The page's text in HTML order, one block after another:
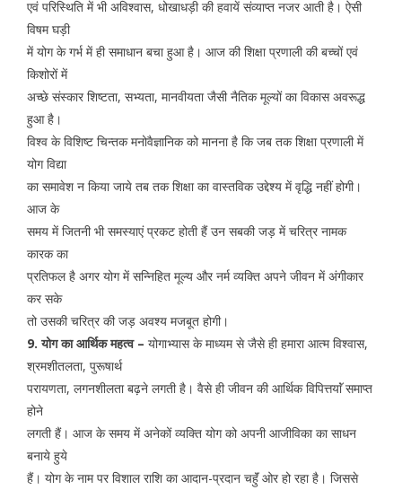
एवं परिस्थिति में भी अविश्वास, धोखाधड़ी की हवायें संव्याप्त नजर आती है। ऐसी
विषम घड़ी
में योग के गर्भ में ही समाधान बचा हुआ है। आज की शिक्षा प्रणाली की बच्चों एवं
किशोरों में
अच्छे संस्कार शिष्टता, सभ्यता, मानवीयता जैसी नैतिक मूल्यों का विकास अवरूद्ध
हुआ है।
विश्व के विशिष्ट चिन्तक मनोवैज्ञानिक को मानना है कि जब तक शिक्षा प्रणाली में
योग विद्या
का समावेश न किया जाये तब तक शिक्षा का वास्तविक उद्देश्य में वृद्धि नहीं होगी।
आज के
समय में जितनी भी समस्याएं प्रकट होती हैं उन सबकी जड़ में चरित्र नामक
कारक का
प्रतिफल है अगर योग में सन्निहित मूल्य और नर्म व्यक्ति अपने जीवन में अंगीकार
कर सके
तो उसकी चरित्र की जड़ अवश्य मजबूत होगी।
9. योग का आर्थिक महत्व – योगाभ्यास के माध्यम से जैसे ही हमारा आत्म विश्वास,
श्रमशीतलता, पुरूषार्थ
परायणता, लगनशीलता बढ़ने लगती है। वैसे ही जीवन की आर्थिक विपित्तयाॅं समाप्त
होने
लगती हैं। आज के समय में अनेकों व्यक्ति योग को अपनी आजीविका का साधन
बनाये हुये
हैं। योग के नाम पर विशाल राशि का आदान-प्रदान चहुॅं ओर हो रहा है। जिससे